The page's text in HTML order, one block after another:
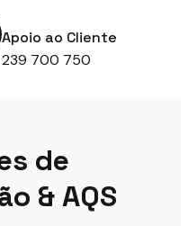
Apoio ao Cliente
239 700 750
de
& AQS